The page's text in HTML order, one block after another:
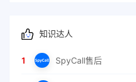
知识达人
1 SpyCall售后